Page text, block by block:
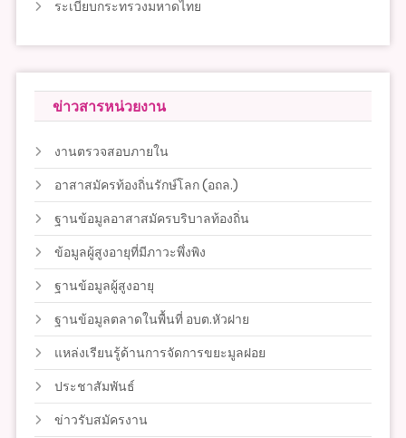
ระเบียบกระทรวงมหาดไทย
ข่าวสารหน่วยงาน
งานตรวจสอบภายใน
อาสาสมัครท้องถิ่นรักษ์โลก (อถล.)
ฐานข้อมูลอาสาสมัครบริบาลท้องถิ่น
ข้อมูลผู้สูงอายุที่มีภาวะพึ่งพิง
ฐานข้อมูลผู้สูงอายุ
ฐานข้อมูลตลาดในพื้นที่ อบต.หัวฝาย
แหล่งเรียนรู้ด้านการจัดการขยะมูลฝอย
ประชาสัมพันธ์
ข่าวรับสมัครงาน